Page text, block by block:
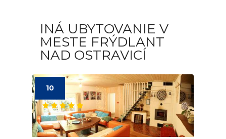
INÁ UBYTOVANIE V
MESTE FRÝDLANT
NAD OSTRAVICÍ
10